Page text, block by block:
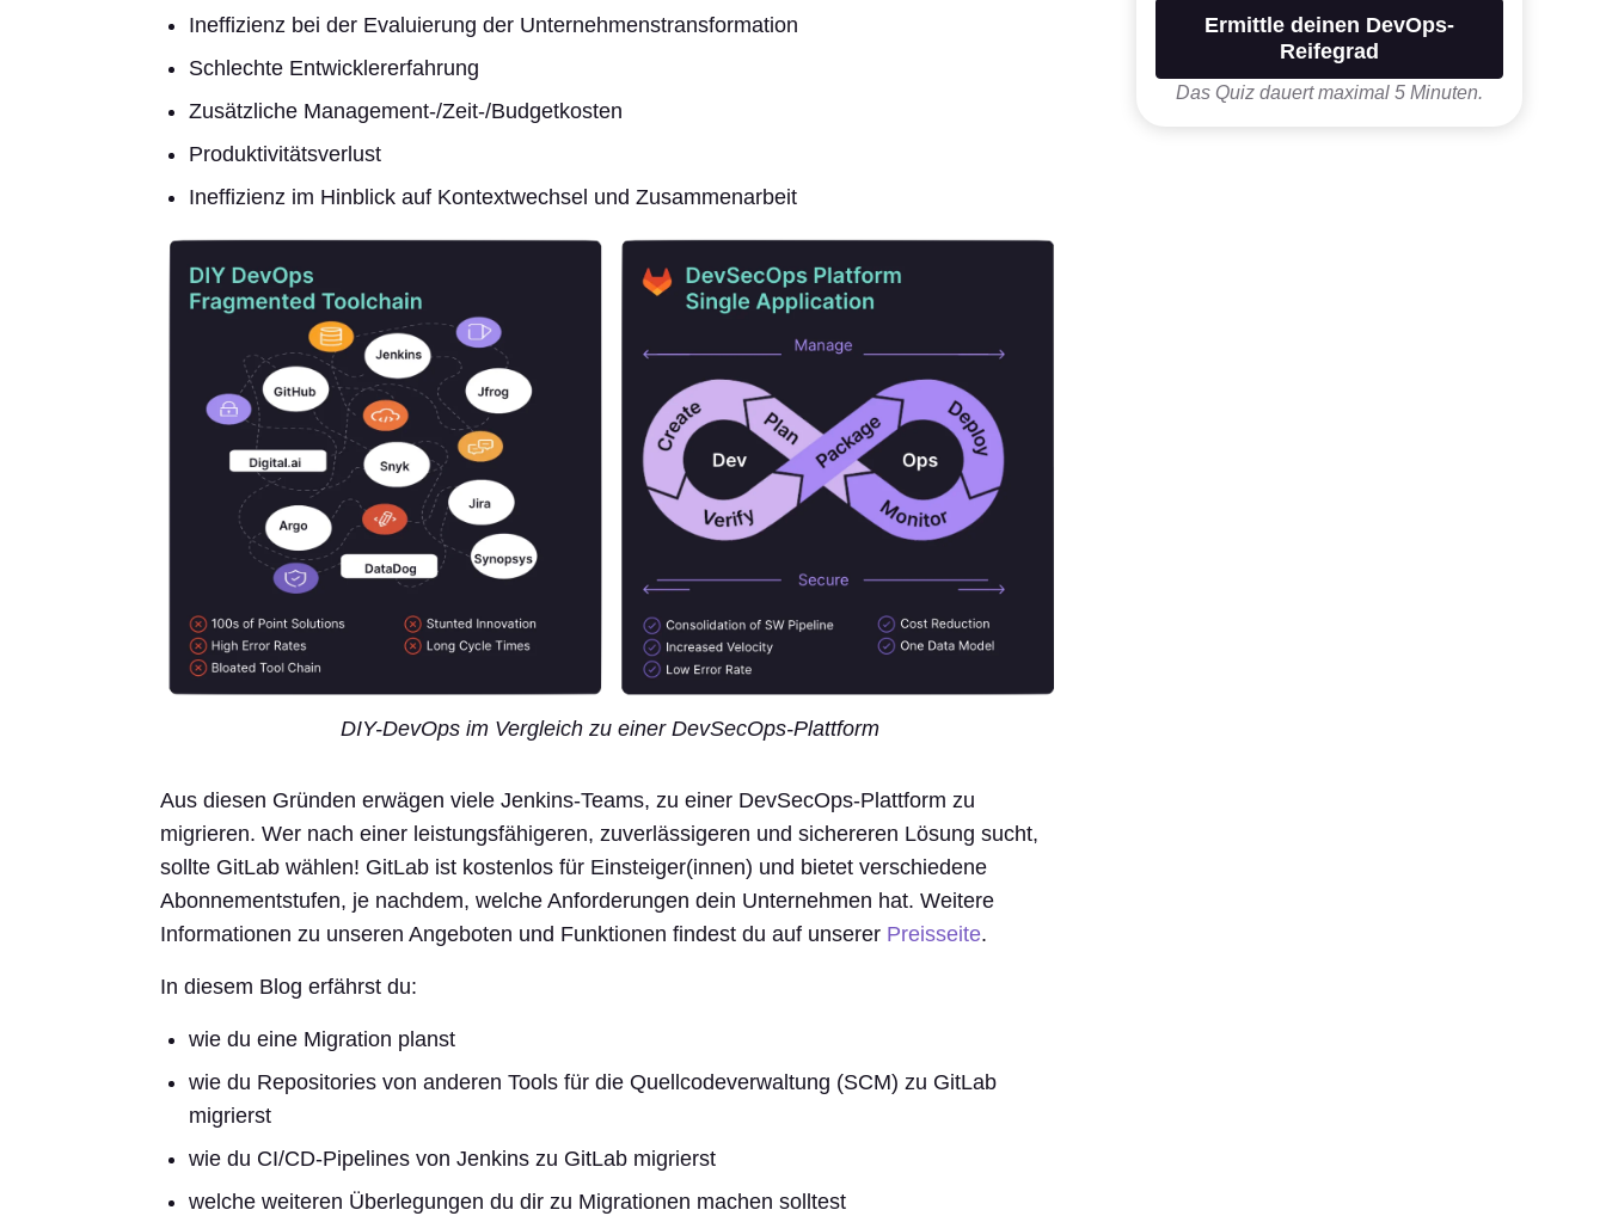
Ineffizienz bei der Evaluierung der Unternehmenstransformation
Schlechte Entwicklererfahrung
Zusätzliche Management-/Zeit-/Budgetkosten
Produktivitätsverlust
Ineffizienz im Hinblick auf Kontextwechsel und Zusammenarbeit
DIY-DevOps im Vergleich zu einer DevSecOps-Plattform
Aus diesen Gründen erwägen viele Jenkins-Teams, zu einer DevSecOps-Plattform zu
migrieren. Wer nach einer leistungsfähigeren, zuverlässigeren und sichereren Lösung sucht,
sollte GitLab wählen! GitLab ist kostenlos für Einsteiger(innen) und bietet verschiedene
Abonnementstufen, je nachdem, welche Anforderungen dein Unternehmen hat. Weitere
Informationen zu unseren Angeboten und Funktionen findest du auf unserer Preisseite.
In diesem Blog erfährst du:
wie du eine Migration planst
wie du Repositories von anderen Tools für die Quellcodeverwaltung (SCM) zu GitLab
migrierst
wie du CI/CD-Pipelines von Jenkins zu GitLab migrierst
welche weiteren Überlegungen du dir zu Migrationen machen solltest
Ermittle deinen DevOps-
Reifegrad
Das Quiz dauert maximal 5 Minuten.